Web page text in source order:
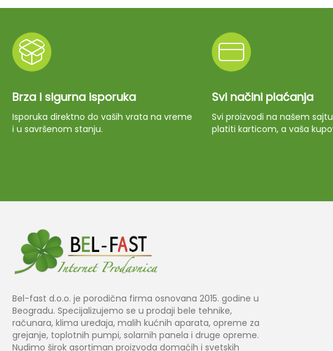
Brza i sigurna isporuka
Isporuka direktno do vaših vrata na vreme
i u savršenom stanju.
Svi načini plaćanja
Svi proizvodi na našem
platiti karticom, a vaša
Bel-fast d.o.o. je porodična firma osnovana 2015. godine u
Beogradu. Specijalizujemo se u prodaji bele tehnike,
računara, klima uređaja, malih kućnih aparata, opreme za
grejanje, toplotnih pumpi, solarnih panela i druge opreme.
Nudimo širok asortiman proizvoda domaćih i svetskih